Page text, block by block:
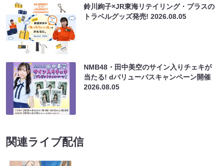
鈴川絢子×JR東海リテイリング・プラスの
トラベルグッズ発売!2026.08.05
NMB48・田中美空のサイン入りチェキが
当たる! dバリューパスキャンペーン開催
2026.08.05
関連ライブ配信